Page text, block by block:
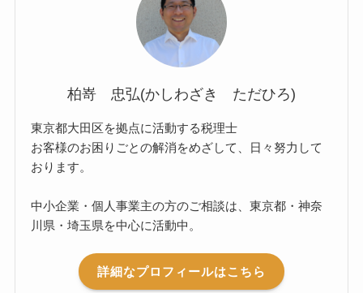
柏嵜 忠弘(かしわざき ただひろ)
東京都大田区を拠点に活動する税理士
お客様のお困りごとの解消をめざして、日々努力して
おります。
中小企業・個人事業主の方のご相談は、東京都・神奈
川県・埼玉県を中心に活動中。
詳細なプロフィールはこちら